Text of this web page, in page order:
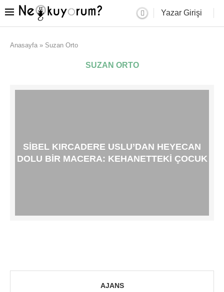
Yazar Girişi
Anasayfa » Suzan Orto
SUZAN ORTO
SIBEL KIRCADERE USLU’DAN HEYECAN
DOLU BIR MACERA: KEHANETTEKI ÇOCUK
AJANS